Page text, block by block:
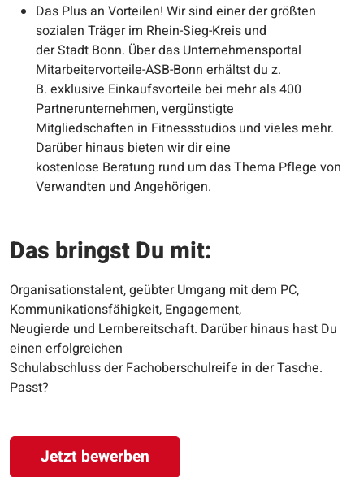
Das Plus an Vorteilen! Wir sind einer der größten
sozialen Träger im Rhein-Sieg-Kreis und
der Stadt Bonn. Über das Unternehmensportal
Mitarbeitervorteile-ASB-Bonn erhältst du z.
B. exklusive Einkaufsvorteile bei mehr als 400
Partnerunternehmen, vergünstigte
Mitgliedschaften in Fitnessstudios und vieles mehr.
Darüber hinaus bieten wir dir eine
kostenlose Beratung rund um das Thema Pflege von
Verwandten und Angehörigen.
Das bringst Du mit:
Organisationstalent, geübter Umgang mit dem PC,
Kommunikationsfähigkeit, Engagement,
Neugierde und Lernbereitschaft. Darüber hinaus hast Du
einen erfolgreichen
Schulabschluss der Fachoberschulreife in der Tasche.
Passt?
Jetzt bewerben